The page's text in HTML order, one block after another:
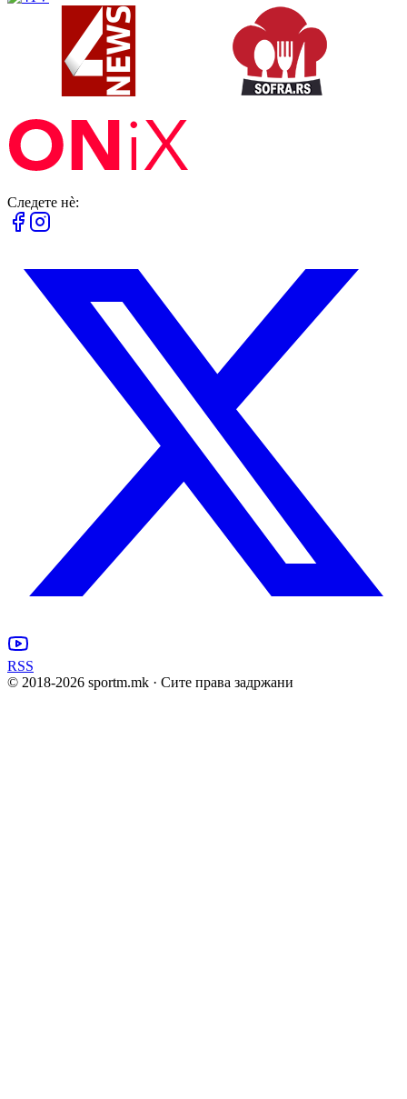
Следете нè:
RSS
© 2018-2026 sportm.mk · Сите права задржани